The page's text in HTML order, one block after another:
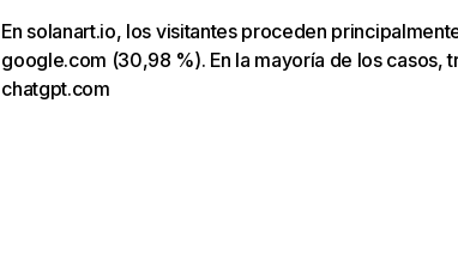
En solanart.io, los visitantes proceden
google.com (30,98 %). En la mayoría de los casos,
chatgpt.com